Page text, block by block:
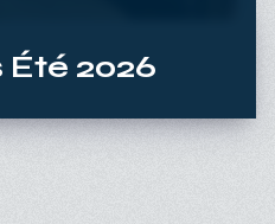
Été 2026